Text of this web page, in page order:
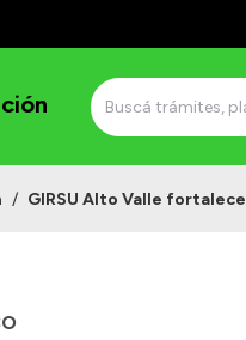
/ GIRSU Alto Valle